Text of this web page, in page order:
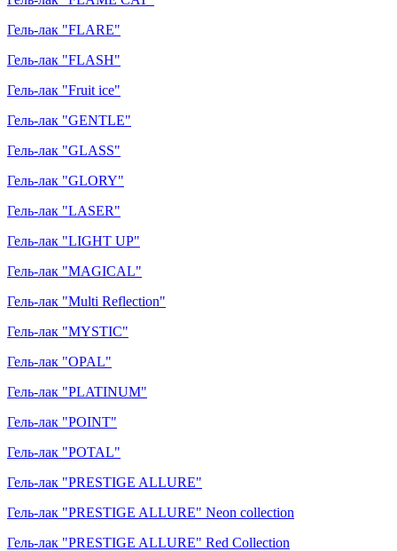
Гель-лак "FLARE"
Гель-лак "FLASH"
Гель-лак "Fruit ice"
Гель-лак "GENTLE"
Гель-лак "GLASS"
Гель-лак "GLORY"
Гель-лак "LASER"
Гель-лак "LIGHT UP"
Гель-лак "MAGICAL"
Гель-лак "Multi Reflection"
Гель-лак "MYSTIC"
Гель-лак "OPAL"
Гель-лак "PLATINUM"
Гель-лак "POINT"
Гель-лак "POTAL"
Гель-лак "PRESTIGE ALLURE"
Гель-лак "PRESTIGE ALLURE" Neon collection
Гель-лак "PRESTIGE ALLURE" Red Collection